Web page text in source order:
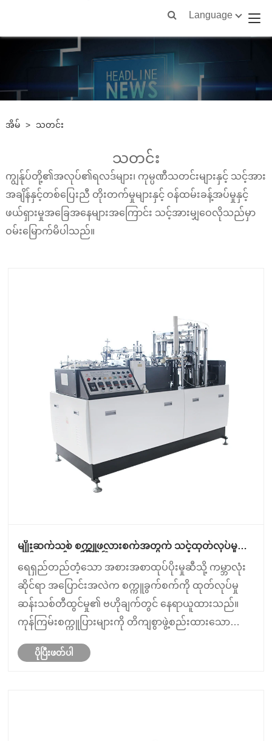
Language
အိမ် > သတင်း
သတင်း
ကျွန်ုပ်တို့၏အလုပ်၏ရလဒ်များ၊ ကုမ္ပဏီသတင်းများနှင့် သင့်အား
အချိန်နှင့်တစ်ပြေးညီ တိုးတက်မှုများနှင့် ဝန်ထမ်းခန့်အပ်မှုနှင့်
ဖယ်ရှားမှုအခြေအနေများအကြောင်း သင့်အားမျှဝေလိုသည်မှာ
ဝမ်းမြောက်မိပါသည်။
မျိုးဆက်သစ် စက္ကူဖလားစက်အတွက် သင့်ထုတ်လုပ်မှု
လိုင်း အဆင်သင့်ဖြစ်ပြီလား။
ရေရှည်တည်တံ့သော အစားအစာထုပ်ပိုးမှုဆီသို့ ကမ္ဘာလုံး
ဆိုင်ရာ အပြောင်းအလဲက စက္ကူခွက်စက်ကို ထုတ်လုပ်မှု
ဆန်းသစ်တီထွင်မှု၏ ဗဟိုချက်တွင် နေရာယူထားသည်။
ကုန်ကြမ်းစက္ကူပြားများကို တိကျစွာဖွဲ့စည်းထားသော
ဆာဗိုထပ်တူပြုခြင်း၊ ဝတ်ဆင်မှုခံနိုင်ရည်ရှိသော ကိရ......
ပိုပြီးဖတ်ပါ